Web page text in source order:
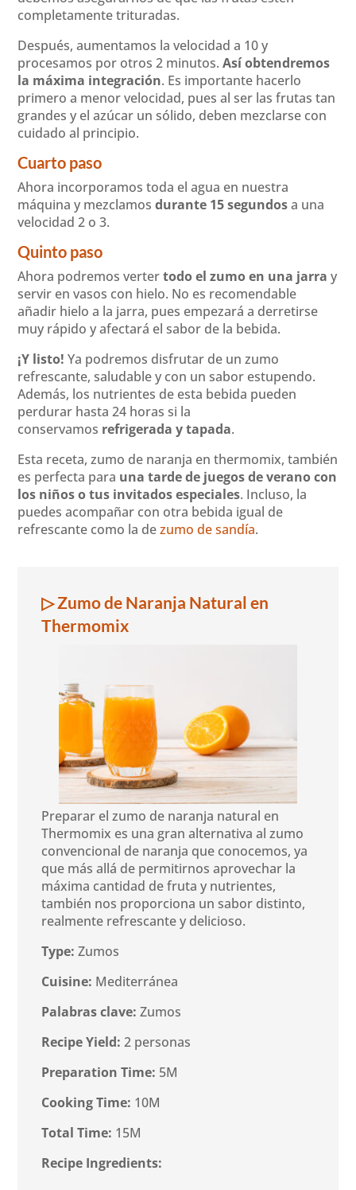
completamente trituradas.
Después, aumentamos la velocidad a 10 y
procesamos por otros 2 minutos.Así obtendremos
la máxima integración. Es importante hacerlo
primero a menor velocidad, pues al ser las frutas tan
grandes y el azúcar un sólido, deben mezclarse con
cuidado al principio.
Cuarto paso
Ahora incorporamos toda el agua en nuestra
máquina y mezclamosdurante 15 segundosa una
velocidad 2 o 3.
Quinto paso
Ahora podremos vertertodo el zumo en una jarra y
servir en vasos con hielo. No es recomendable
añadir hielo a la jarra, pues empezará a derretirse
muy rápido y afectará el sabor de la bebida.
¡Y listo! Ya podremos disfrutar de un zumo
refrescante, saludable y con un sabor estupendo.
Además, los nutrientes de esta bebida pueden
perdurar hasta 24 horas si la
conservamos refrigerada y tapada.
Esta receta, zumo de naranja en thermomix, también
es perfecta para una tarde de juegos de verano con
los niños o tus invitados especiales. Incluso, la
puedes acompañar con otra bebida igual de
refrescante como la dezumo de sandía.
▷ Zumo de Naranja Natural en
Thermomix
Preparar el zumo de naranja natural en
Thermomix es una gran alternativa al zumo
convencional de naranja que conocemos, ya
que más allá de permitirnos aprovechar la
máxima cantidad de fruta y nutrientes,
también nos proporciona un sabor distinto,
realmente refrescante y delicioso.
Type:Zumos
Cuisine: Mediterránea
Palabras clave:Zumos
Recipe Yield:2 personas
Preparation Time: 5M
Cooking Time: 10M
Total Time: 15M
Recipe Ingredients: